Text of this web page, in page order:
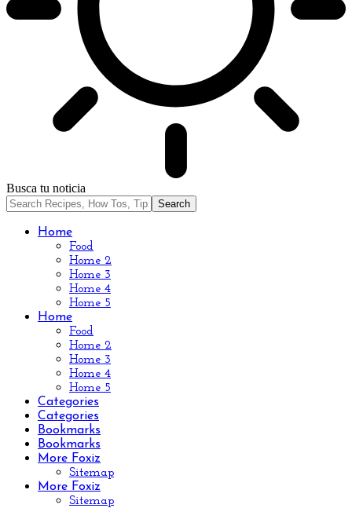
Busca tu noticia
Home
Food
Home 2
Home 3
Home 4
Home 5
Home
Food
Home 2
Home 3
Home 4
Home 5
Categories
Categories
Bookmarks
Bookmarks
More Foxiz
Sitemap
More Foxiz
Sitemap